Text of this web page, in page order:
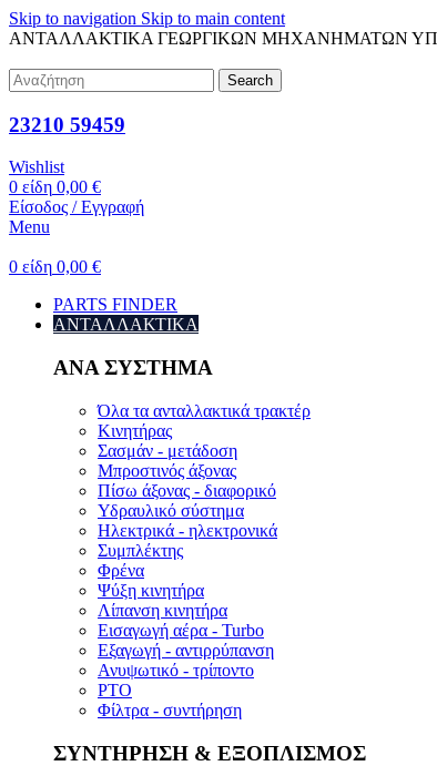
Skip to navigation Skip to main content
ΑΝΤΑΛΛΑΚΤΙΚΑ ΓΕΩΡΓΙΚΩΝ ΜΗΧΑΝΗΜΑΤΩΝ
Search
23210 59459
Wishlist
0 είδη 0,00 €
Είσοδος / Εγγραφή
Menu
0 είδη 0,00 €
PARTS FINDER
ΑΝΤΑΛΛΑΚΤΙΚΑ
ΑΝΑ ΣΥΣΤΗΜΑ
Όλα τα ανταλλακτικά τρακτέρ
Κινητήρας
Σασμάν - μετάδοση
Μπροστινός άξονας
Πίσω άξονας - διαφορικό
Υδραυλικό σύστημα
Ηλεκτρικά - ηλεκτρονικά
Συμπλέκτης
Φρένα
Ψύξη κινητήρα
Λίπανση κινητήρα
Εισαγωγή αέρα - Turbo
Εξαγωγή - αντιρρύπανση
Ανυψωτικό - τρίποντο
PTO
Φίλτρα - συντήρηση
ΣΥΝΤΗΡΗΣΗ & ΕΞΟΠΛΙΣΜΟΣ